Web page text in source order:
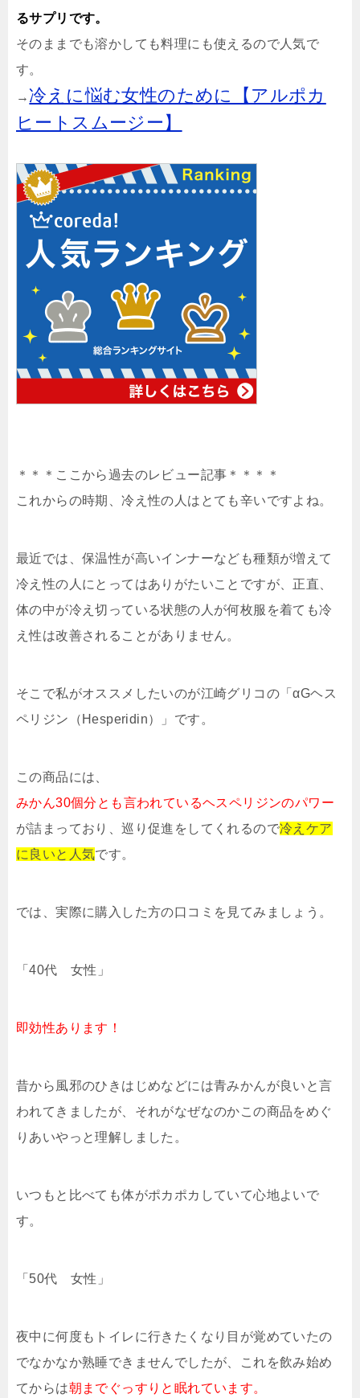
るサプリです。
そのままでも溶かしても料理にも使えるので人気で
す。
→ 冷えに悩む女性のために【アルポカ
ヒートスムージー】
＊＊＊ここから過去のレビュー記事＊＊＊＊
これからの時期、冷え性の人はとても辛いですよね。
最近では、保温性が高いインナーなども種類が増えて
冷え性の人にとってはありがたいことですが、正直、
体の中が冷え切っている状態の人が何枚服を着ても冷
え性は改善されることがありません。
そこで私がオススメしたいのが江崎グリコの「αGヘス
ペリジン（Hesperidin）」です。
この商品には、
みかん30個分とも言われているヘスペリジンのパワー
が詰まっており、巡り促進をしてくれるので冷えケア
に良いと人気です。
では、実際に購入した方の口コミを見てみましょう。
「40代 女性」
即効性あります！
昔から風邪のひきはじめなどには青みかんが良いと言
われてきましたが、それがなぜなのかこの商品をめぐ
りあいやっと理解しました。
いつもと比べても体がポカポカしていて心地よいで
す。
「50代 女性」
夜中に何度もトイレに行きたくなり目が覚めていたの
でなかなか熟睡できませんでしたが、これを飲み始め
てからは朝までぐっすりと眠れています。